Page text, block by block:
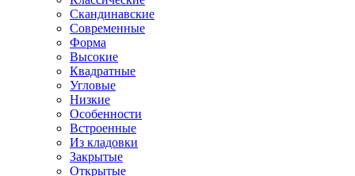
Скандинавские
Современные
Форма
Высокие
Квадратные
Угловые
Низкие
Особенности
Встроенные
Из кладовки
Закрытые
Открытые